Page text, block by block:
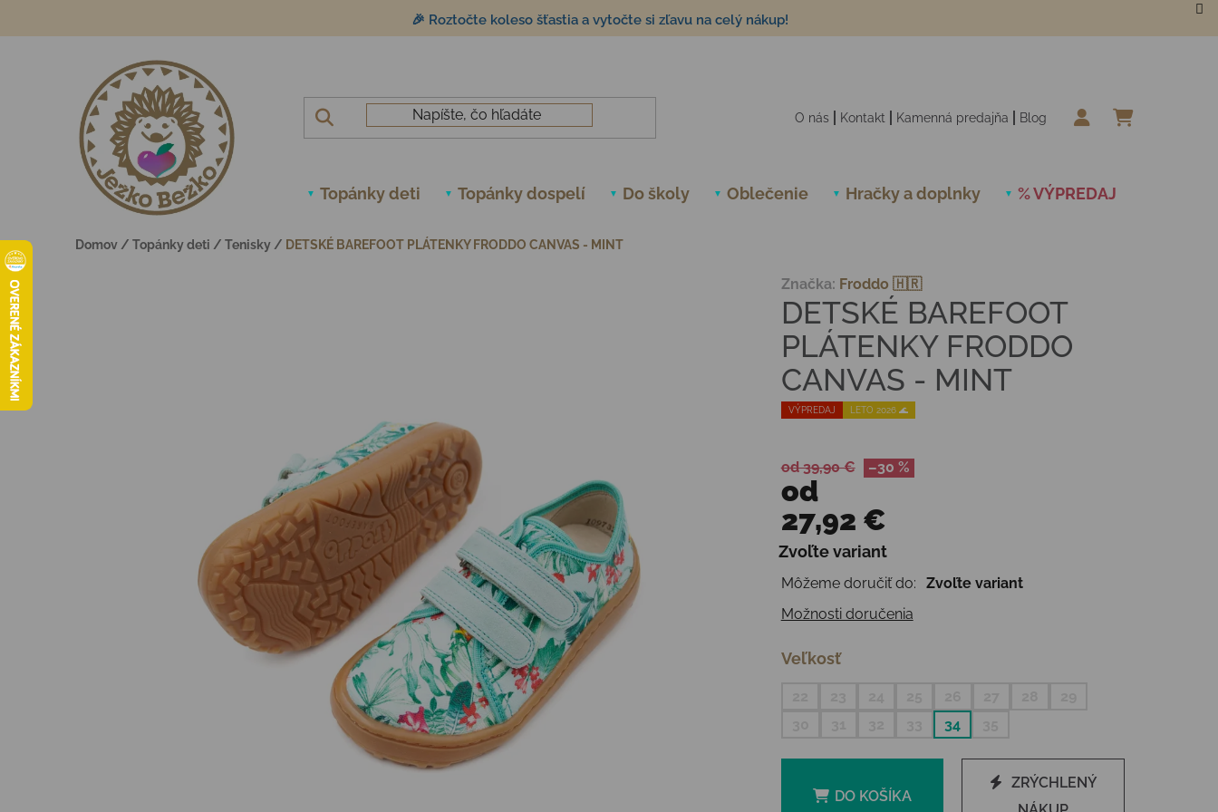
🎉 Roztočte koleso šťastia a vytočte si zľavu na celý nákup!
O nás Kontakt Kamenná predajňa Blog
Topánky deti Topánky dospelí Do školy Oblečenie Hračky a doplnky % VÝPREDAJ
Domov / Topánky deti / Tenisky / DETSKÉ BAREFOOT PLÁTENKY FRODDO CANVAS - MINT
VÝPREDAJ LETO 2026 🌊
DETSKÉ BAREFOOT
PLÁTENKY FRODDO
CANVAS - MINT
Značka: Froddo 🇭🇷
od 39,90 € –30 %
od
27,92 €
Jednotková cena:
Zvoľte variant
Môžeme doručiť do:
Zvoľte variant
Možnosti doručenia
Veľkosť
34
DO KOŠÍKA
ZRÝCHLENÝ